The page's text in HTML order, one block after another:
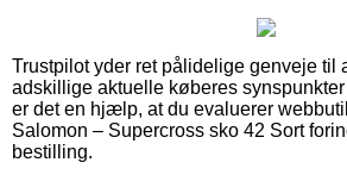
Trustpilot yder ret pålidelige genveje til
adskillige aktuelle køberes
er det en hjælp, at du evaluerer
Salomon – Supercross sko 42 Sort
bestilling.